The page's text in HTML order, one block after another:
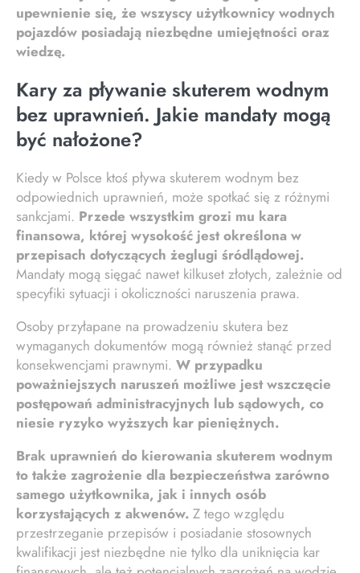
upewnienie się, że wszyscy użytkownicy wodnych
pojazdów posiadają niezbędne umiejętności oraz
wiedzę.
Kary za pływanie skuterem wodnym
bez uprawnień. Jakie mandaty mogą
być nałożone?
Kiedy w Polsce ktoś pływa skuterem wodnym bez
odpowiednich uprawnień, może spotkać się z różnymi
sankcjami. Przede wszystkim grozi mu kara
finansowa, której wysokość jest określona w
przepisach dotyczących żeglugi śródlądowej.
Mandaty mogą sięgać nawet kilkuset złotych, zależnie od
specyfiki sytuacji i okoliczności naruszenia prawa.
Osoby przyłapane na prowadzeniu skutera bez
wymaganych dokumentów mogą również stanąć przed
konsekwencjami prawnymi. W przypadku
poważniejszych naruszeń możliwe jest wszczęcie
postępowań administracyjnych lub sądowych, co
niesie ryzyko wyższych kar pieniężnych.
Brak uprawnień do kierowania skuterem wodnym
to także zagrożenie dla bezpieczeństwa zarówno
samego użytkownika, jak i innych osób
korzystających z akwenów. Z tego względu
przestrzeganie przepisów i posiadanie stosownych
kwalifikacji jest niezbędne nie tylko dla uniknięcia kar